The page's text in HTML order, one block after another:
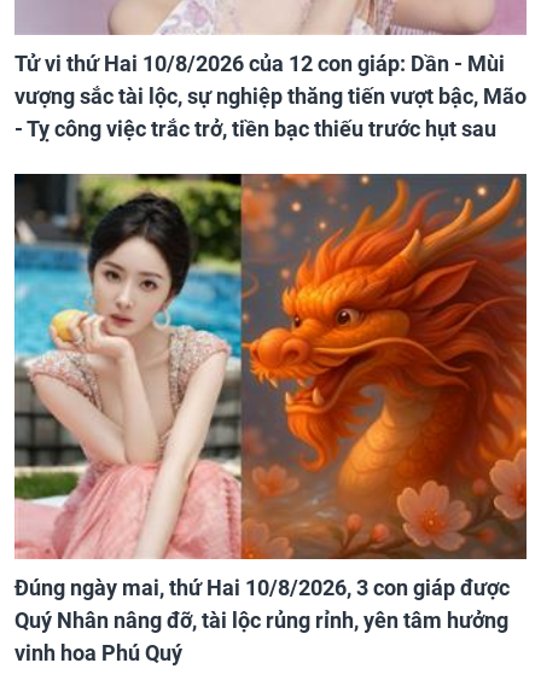
Tử vi thứ Hai 10/8/2026 của 12 con giáp: Dần - Mùi
vượng sắc tài lộc, sự nghiệp thăng tiến vượt bậc, Mão
- Tỵ công việc trắc trở, tiền bạc thiếu trước hụt sau
Đúng ngày mai, thứ Hai 10/8/2026, 3 con giáp được
Quý Nhân nâng đỡ, tài lộc rủng rỉnh, yên tâm hưởng
vinh hoa Phú Quý